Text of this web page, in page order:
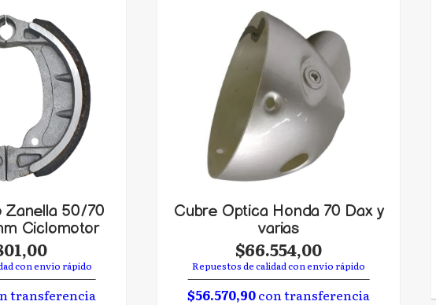
Zanella 50/70
Ciclomotor
con envío rápido
transferencia
Cubre Optica Honda 70 Dax y
varias
$66.554,00
Repuestos de calidad con envío rápido
$56.570,90con transferencia